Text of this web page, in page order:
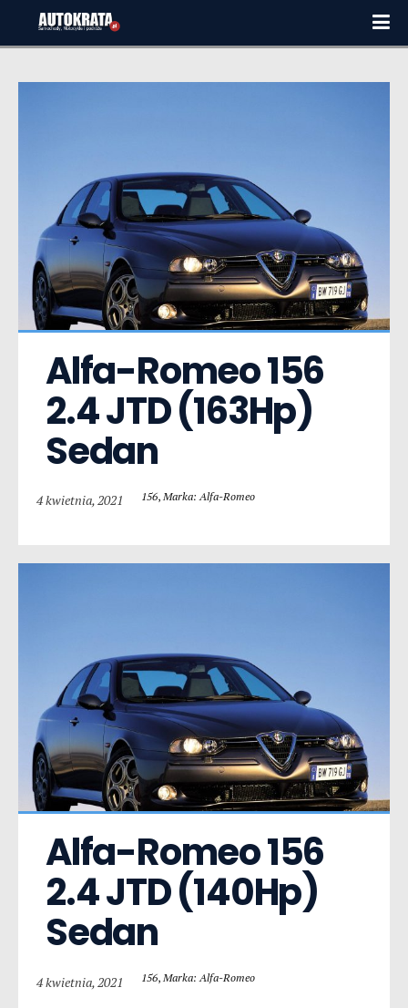
Alfa-Romeo 156
2.4 JTD (163Hp)
Sedan
4 kwietnia, 2021 156, Marka: Alfa-Romeo
Alfa-Romeo 156
2.4 JTD (140Hp)
Sedan
4 kwietnia, 2021 156, Marka: Alfa-Romeo